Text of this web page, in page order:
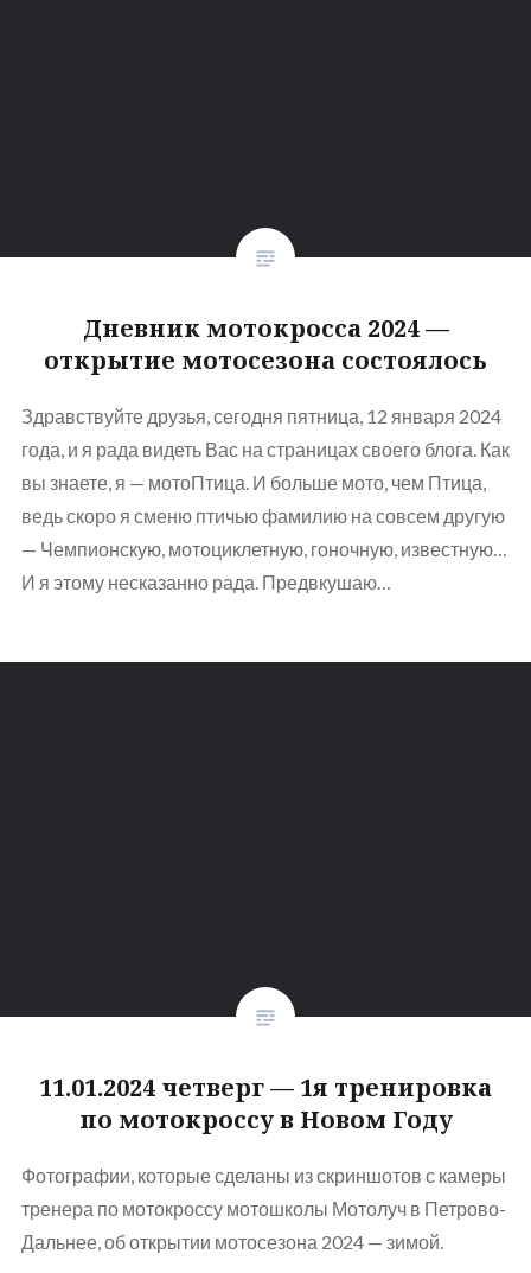
Дневник мотокросса 2024 —
открытие мотосезона состоялось
Здравствуйте друзья, сегодня пятница, 12 января 2024
года, и я рада видеть Вас на страницах своего блога. Как
вы знаете, я — мотоПтица. И больше мото, чем Птица,
ведь скоро я сменю птичью фамилию на совсем другую
— Чемпионскую, мотоциклетную, гоночную, известную…
И я этому несказанно рада. Предвкушаю…
11.01.2024 четверг — 1я тренировка
по мотокроссу в Новом Году
Фотографии, которые сделаны из скриншотов с камеры
тренера по мотокроссу мотошколы Мотолуч в Петрово-
Дальнее, об открытии мотосезона 2024 — зимой.